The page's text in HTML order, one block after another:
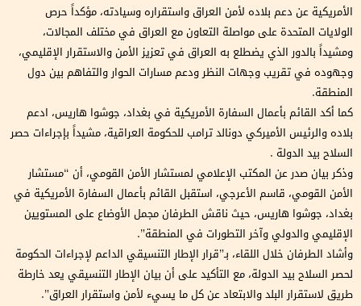
الأمريكية عن دعم بلاده لأمن العراق واستقراره وسيادته، مؤكداً حرص
الولايات المتحدة على مواصلة التعاون مع العراق في مختلف المجالات،
ومشيداً بالدور الذي يضطلع به العراق في تعزيز الأمن والاستقرار الإقليمي،
وجهوده في تقريب وجهات النظر ودعم مسارات الحوار والتفاهم بين دول
المنطقة.
كما أكد القائم بأعمال السفارة الأمريكية في بغداد، جوشوا هاريس، ادعم
بلاده والرئيس الأميركي دونالد ترامب للحكومة العراقية، مشيداً بإجراءات حصر
السلاح بيد الدولة .
وذكر بيان صدر عن المكتب الإعلامي لمستشار الأمن القومي، أن “مستشار
الأمن القومي، قاسم الأعرجي، استقبل القائم بأعمال السفارة الأمريكية في
بغداد، جوشوا هاريس، حيث ناقش الطرفان مجمل الأوضاع على المستويين
الإقليمي والدولي وآخر التطورات في المنطقة”.
وأشاد الطرفان خلال اللقاء، بـ”قرار الإطار التنسيقي الداعم لإجراءات الحكومة
لحصر السلاح بيد الدولة، مع التأكيد على أن بيان الإطار التنسيقي يعد خارطة
طريق لاستقرار البلد والابتعاد عن كل ما يسيء لأمن واستقرار العراق”.